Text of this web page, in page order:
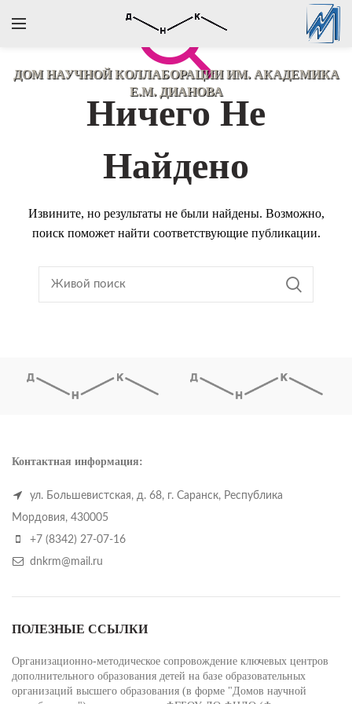
ДОМ НАУЧНОЙ КОЛЛАБОРАЦИИИМ. АКАДЕМИКА
Е.М. ДИАНОВА
Ничего Не
Найдено
Извините, но результаты не были найдены. Возможно,
поиск поможет найти соответствующие публикации.
Контактная информация:
ул. Большевистская, д. 68, г. Саранск, Республика
Мордовия, 430005
+7 (8342) 27-07-16
dnkrm@mail.ru
ПОЛЕЗНЫЕ ССЫЛКИ
Организационно-методическое сопровождение ключевых центров
дополнительного образования детей на базе образовательных
организаций высшего образования (в форме "Домов научной